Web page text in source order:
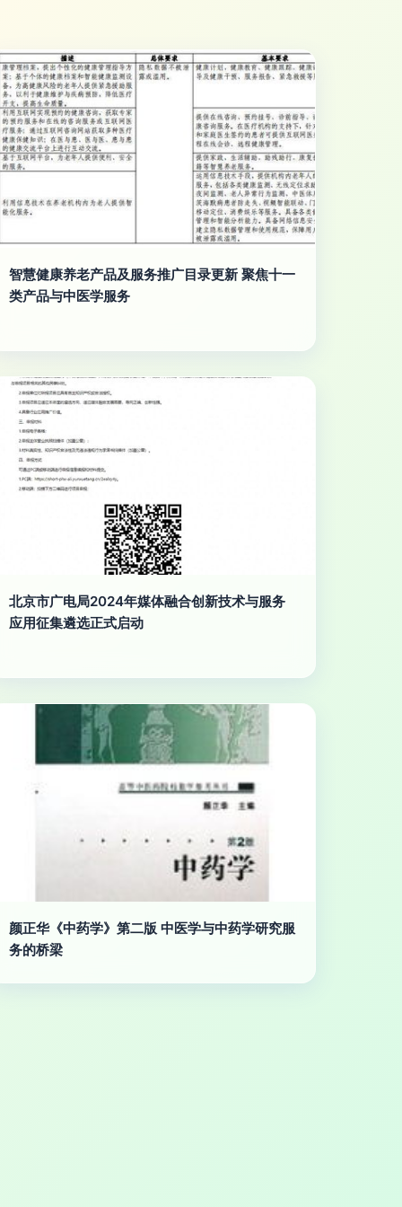
智慧健康养老产品及服务推广目录更新 聚焦十一
类产品与中医学服务
北京市广电局2024年媒体融合创新技术与服务
应用征集遴选正式启动
颜正华《中药学》第二版 中医学与中药学研究服
务的桥梁